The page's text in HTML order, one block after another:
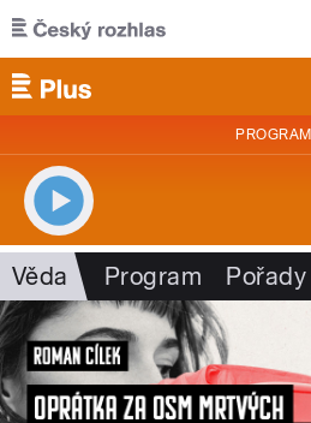
Přejít k hlavnímu obsahu
PROGRAM
Věda Program Pořady